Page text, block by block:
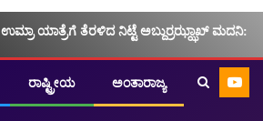
ಉಮ್ರಾ ಯಾತ್ರೆಗೆ ತೆರಳಿದ ನಿಟ್ಟೆ ಅಬ್ದುರ್ರಝ್ಝಾಖ್ ಮದನಿ:
ರಾಷ್ಟ್ರೀಯ ಅಂತಾರಾಜ್ಯ